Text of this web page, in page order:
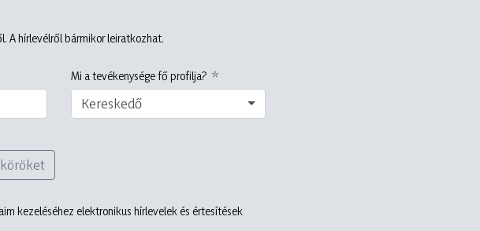
A hírlevélről bármikor leiratkozhat.
Mi a tevékenysége fő profilja?
Kereskedő
kezeléséhez elektronikus hírlevelek és értesítések